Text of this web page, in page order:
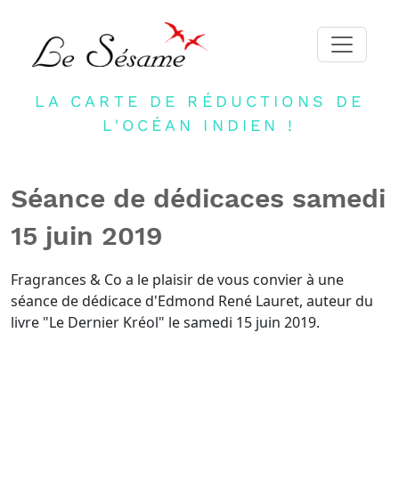
ACCUEIL
BLOG
NEWSLETTER
DEVENIR PARTENAIRE
LA CARTE DE RÉDUCTIONS DE
L'OCÉAN INDIEN !
Séance de dédicaces samedi
15 juin 2019
Fragrances & Co a le plaisir de vous convier à une
séance de dédicace d'Edmond René Lauret, auteur du
livre "Le Dernier Kréol" le samedi 15 juin 2019.